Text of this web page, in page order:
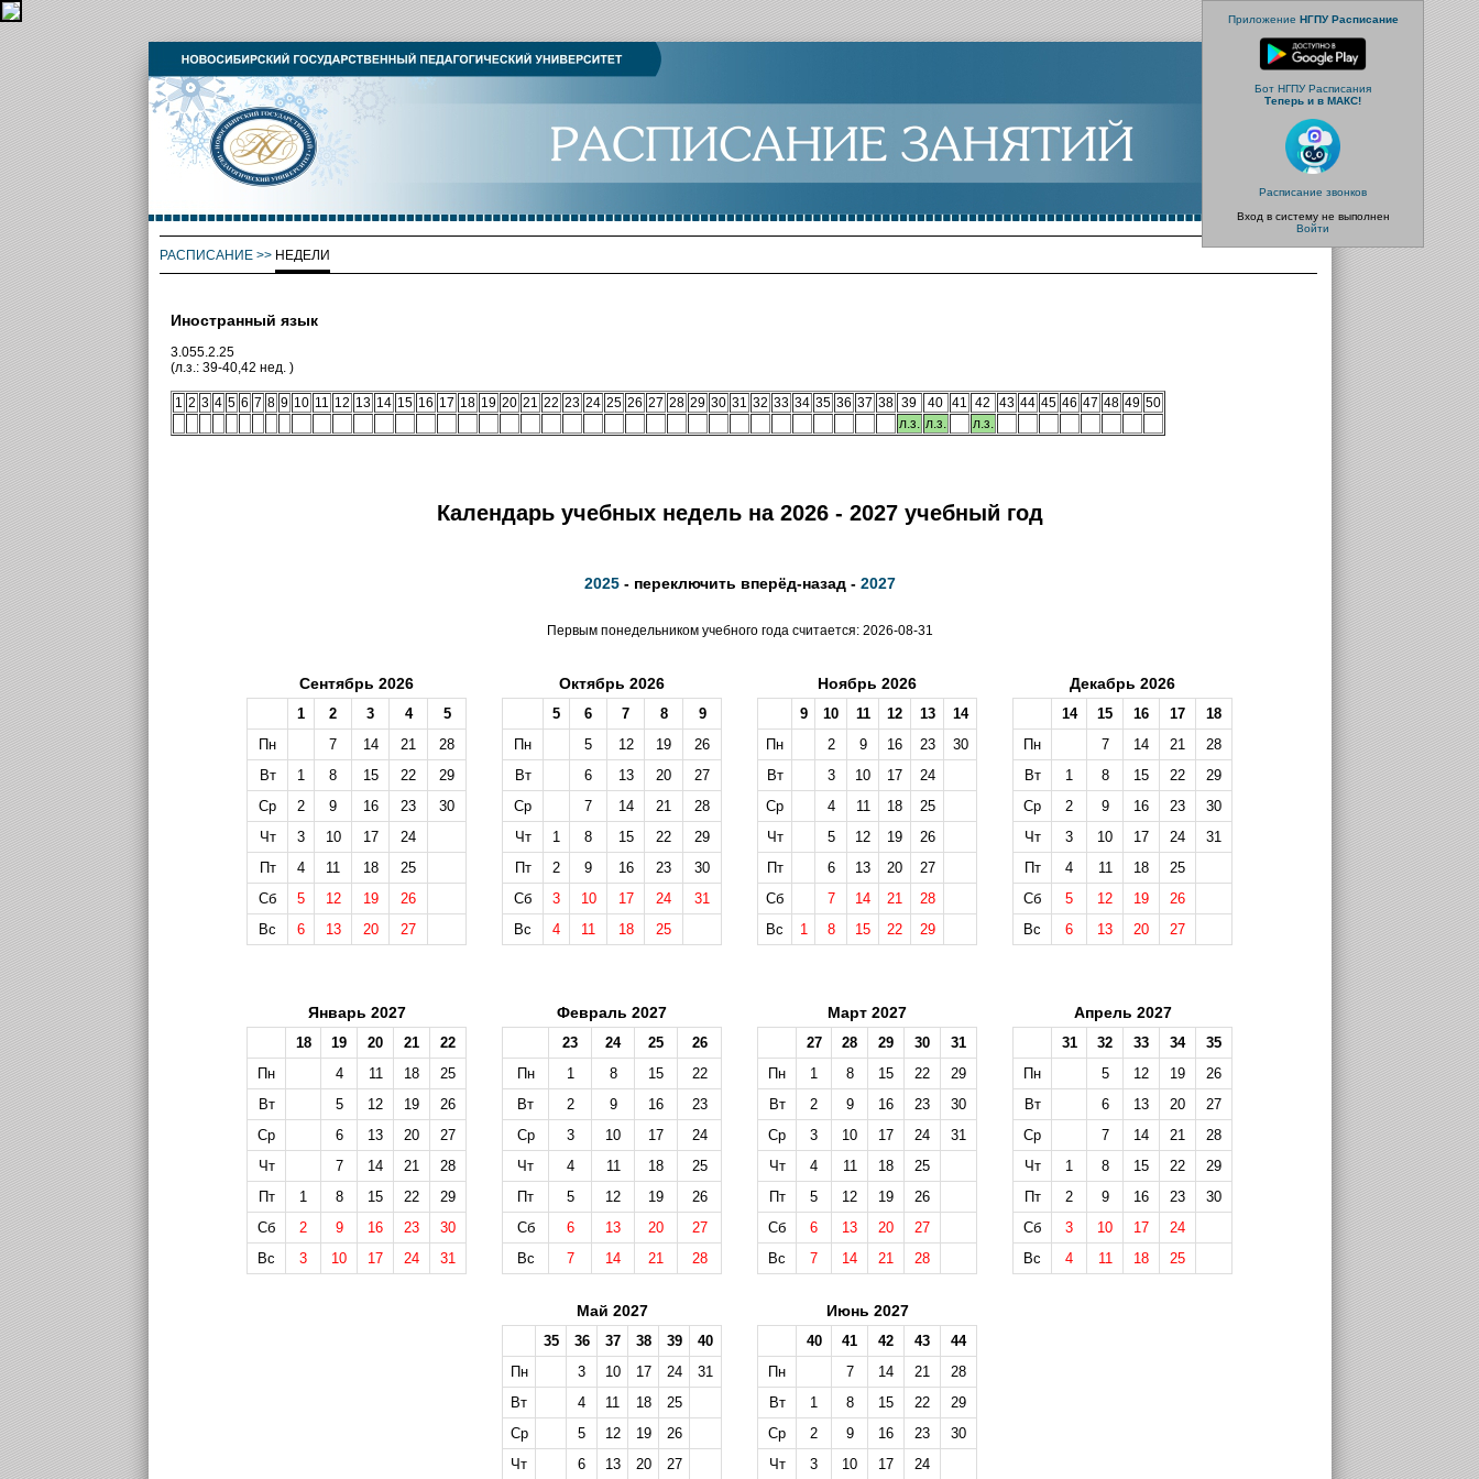
Приложение НГПУ Расписание
Бот НГПУ Расписания
Теперь и в МАКС!
Расписание звонков
Вход в систему не выполнен
Войти
РАСПИСАНИЕ>> НЕДЕЛИ
Иностранный язык
3.055.2.25
(л.з.: 39-40,42 нед. )
1 2 3 4 5 6 7 8 9 10 11 12 13 14 15 16 17 18 19 20 21 22 23 24 25 26 27 28 29 30 31 32 33 34 35 36 37 38 39 40 41 42 43 44 45 46 47 48 49 50
л.з. л.з. л.з.
Календарь учебных недель на 2026 - 2027 учебный год
2025- переключить вперёд-назад - 2027
Первым понедельником учебного года считается: 2026-08-31
Сентябрь 2026
1 2 3 4
5
Пн
7 14 21
28
Вт
1 8 15 22
29
Ср
2 9 16 23
30
Чт
3 10 17
24
Пт
4 11 18
25
Сб
5 12 19
26
Вс
6 13 20 27
Октябрь 2026
5 6 7 8
9
Пн
5 12 19
26
Вт
6 13 20
27
Ср
7 14 21
28
Чт
1 8 15 22
29
Пт
2 9 16 23
30
Сб
3 10 17 24
31
Вс
4 11 18 25
Ноябрь 2026
9 10 11 12 13
14
Пн
2 9 16 23
30
Вт
3 10 17
24
Ср
4 11 18
25
Чт
5 12 19
26
Пт
6 13 20
27
Сб
7 14 21
28
Вс
1 8 15 22 29
Декабрь 2026
14 15 16 17
18
Пн
7 14 21
28
Вт
1 8 15 22
29
Ср
2 9 16 23
30
Чт
3 10 17 24
31
Пт
4 11 18
25
Сб
5 12 19
26
Вс
6 13 20 27
Январь 2027
18 19 20 21
22
Пн
4 11 18
25
Вт
5 12 19
26
Ср
6 13 20
27
Чт
7 14 21
28
Пт
1 8 15 22
29
Сб
2 9 16 23
30
Вс
3 10 17 24 31
Февраль 2027
23 24 25
26
Пн
1 8 15
22
Вт
2 9 16
23
Ср
3 10 17
24
Чт
4 11 18
25
Пт
5 12 19
26
Сб
6 13 20
27
Вс
7 14 21 28
Март 2027
27 28 29 30
31
Пн
1 8 15 22
29
Вт
2 9 16 23
30
Ср
3 10 17 24
31
Чт
4 11 18
25
Пт
5 12 19
26
Сб
6 13 20
27
Вс
7 14 21 28
Апрель 2027
31 32 33 34
35
Пн
5 12 19
26
Вт
6 13 20
27
Ср
7 14 21
28
Чт
1 8 15 22
29
Пт
2 9 16 23
30
Сб
3 10 17
24
Вс
4 11 18 25
Май 2027
35 36 37 38 39
40
Пн
3 10 17 24
31
Вт
4 11 18
25
Ср
5 12 19
26
Чт
6 13 20 27
Июнь 2027
40 41 42 43
44
Пн
7 14 21
28
Вт
1 8 15 22
29
Ср
2 9 16 23
30
Чт
3 10 17 24